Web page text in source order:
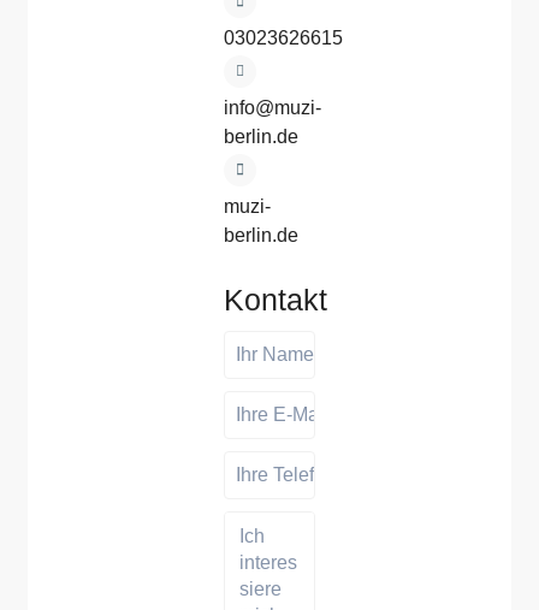
03023626615
info@muzi-
berlin.de
muzi-
berlin.de
Kontakt